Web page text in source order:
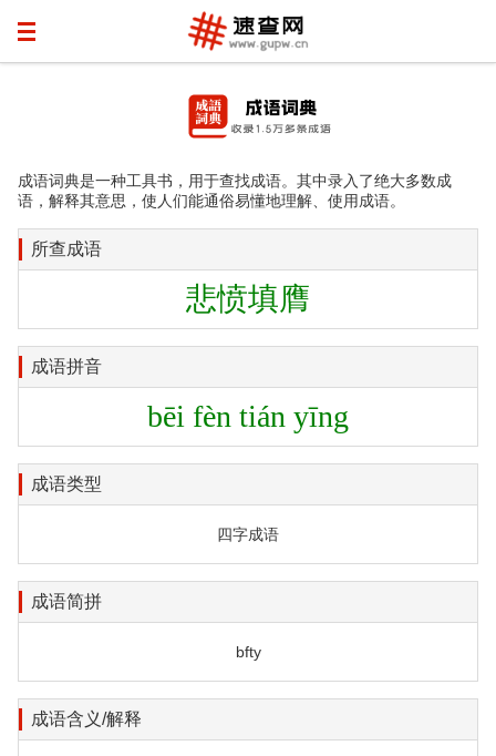
成语词典是一种工具书，用于查找成语。其中录入了绝大多数成
语，解释其意思，使人们能通俗易懂地理解、使用成语。
所查成语
悲愤填膺
成语拼音
bēi fèn tián yīng
成语类型
四字成语
成语简拼
bfty
成语含义/解释